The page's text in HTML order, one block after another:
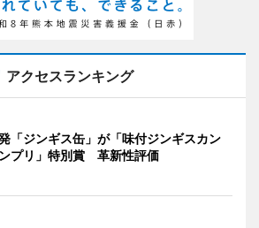
アクセスランキング
「ジンギス缶」が「味付ジンギスカン
プリ」特別賞 革新性評価